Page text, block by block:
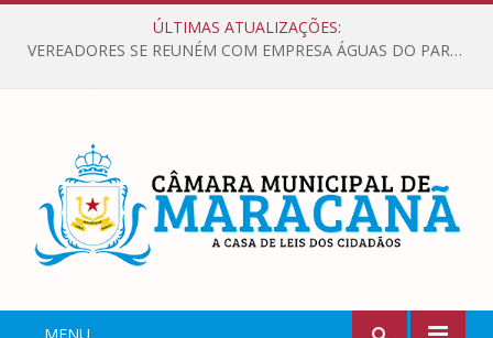
ÚLTIMAS ATUALIZAÇÕES:
VEREADORES SE REUNÉM COM EMPRESA ÁGUAS DO PARÁ, PARA APRESENTAR REIVINDICAÇÕES E MELHORIAS NA QUALIDADE DOS SERVIÇOS OFERECIDOS Á POPULAÇÃO.